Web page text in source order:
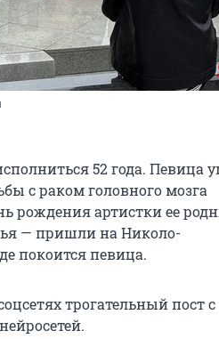
52 года. Певица
с раком головного мозга
рождения артистки ее
— пришли на Николо-
покоится певица.
трогательный пост с